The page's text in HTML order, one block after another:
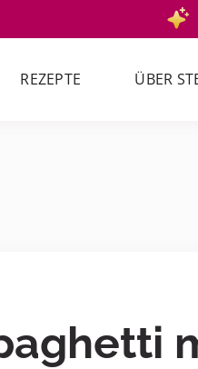
REZEPTE ÜBER